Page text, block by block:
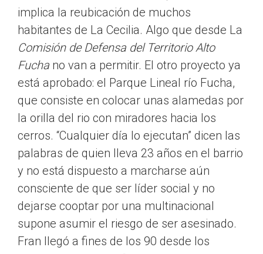
implica la reubicación de muchos
habitantes de La Cecilia. Algo que desde La
Comisión de Defensa del Territorio Alto
Fucha no van a permitir. El otro proyecto ya
está aprobado: el Parque Lineal río Fucha,
que consiste en colocar unas alamedas por
la orilla del rio con miradores hacia los
cerros. “Cualquier día lo ejecutan” dicen las
palabras de quien lleva 23 años en el barrio
y no está dispuesto a marcharse aún
consciente de que ser líder social y no
dejarse cooptar por una multinacional
supone asumir el riesgo de ser asesinado.
Fran llegó a fines de los 90 desde los